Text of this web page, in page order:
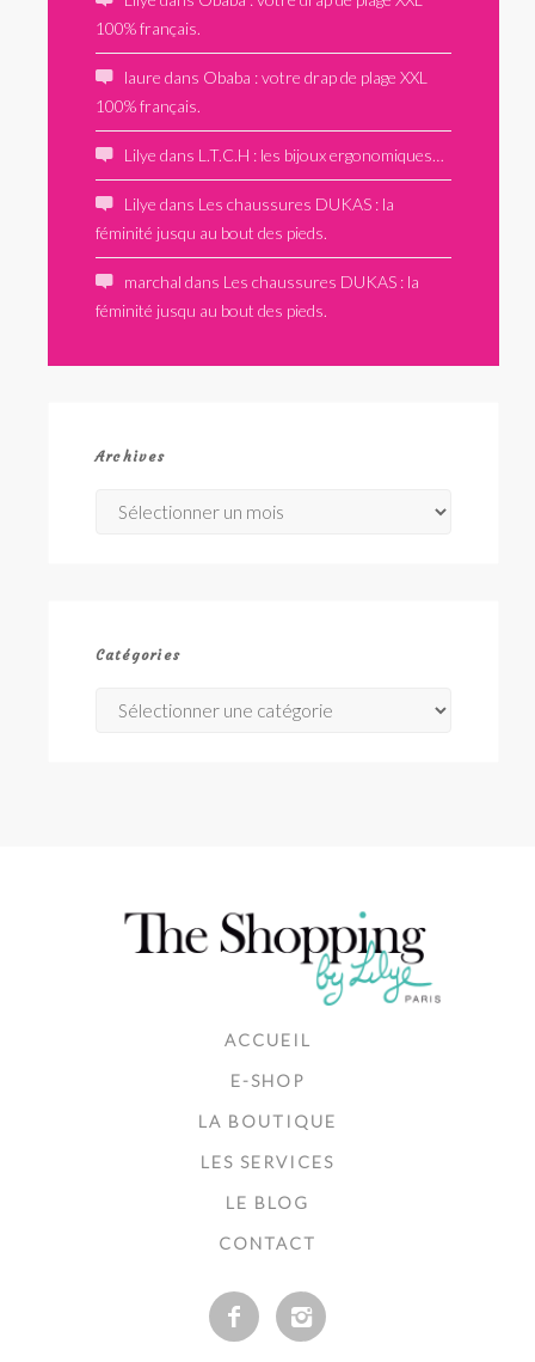
100% français.
laure dans Obaba : votre drap de plage XXL
100% français.
Lilye dans L.T.C.H : les bijoux ergonomiques…
Lilye dans Les chaussures DUKAS : la
féminité jusqu au bout des pieds.
marchal dans Les chaussures DUKAS : la
féminité jusqu au bout des pieds.
Archives
Catégories
ACCUEIL
E-SHOP
LA BOUTIQUE
LES SERVICES
LE BLOG
CONTACT